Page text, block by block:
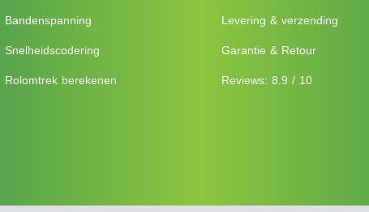
Bandenspanning
Snelheidscodering
Rolomtrek berekenen
Levering & verzending
Garantie & Retour
Reviews: 8.9 / 10